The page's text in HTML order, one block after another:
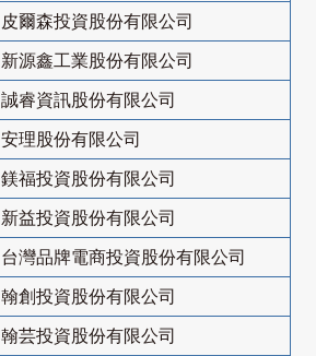
皮爾森投資股份有限公司
新源鑫工業股份有限公司
誠睿資訊股份有限公司
安理股份有限公司
鎂福投資股份有限公司
新益投資股份有限公司
台灣品牌電商投資股份有限公司
翰創投資股份有限公司
翰芸投資股份有限公司